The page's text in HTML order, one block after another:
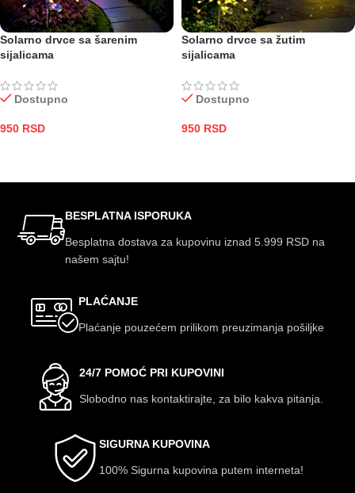
Solarno drvce sa šarenim
sijalicama
Dostupno
950 RSD
Solarno drvce sa žutim
sijalicama
Dostupno
950 RSD
BESPLATNA ISPORUKA
Besplatna dostava za kupovinu iznad 5.999 RSD na
našem sajtu!
PLAĆANJE
Plaćanje pouzećem prilikom preuzimanja pošiljke
24/7 POMOĆ PRI KUPOVINI
Slobodno nas kontaktirajte, za bilo kakva pitanja.
SIGURNA KUPOVINA
100% Sigurna kupovina putem interneta!